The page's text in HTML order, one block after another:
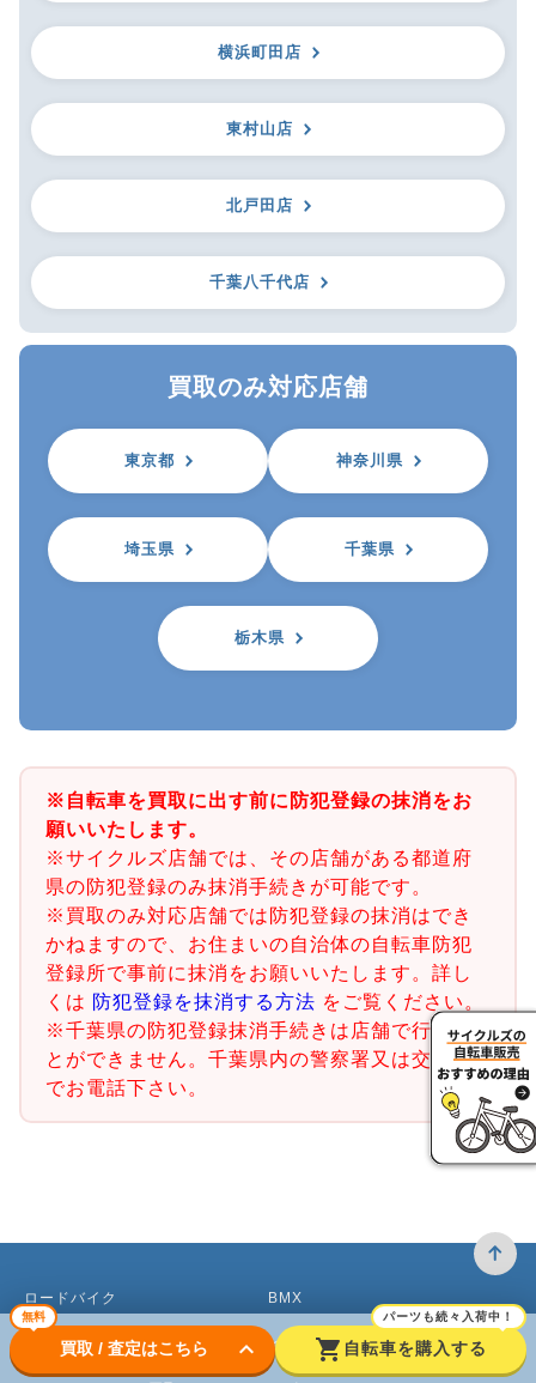
横浜町田店
東村山店
北戸田店
千葉八千代店
買取のみ対応店舗
東京都 神奈川県
埼玉県 千葉県
栃木県
※自転車を買取に出す前に防犯登録の抹消をお
願いいたします。
※サイクルズ店舗では、その店舗がある都道府
県の防犯登録のみ抹消手続きが可能です。
※買取のみ対応店舗では防犯登録の抹消はでき
かねますので、お住まいの自治体の自転車防犯
登録所で事前に抹消をお願いいたします。詳し
くは 防犯登録を抹消する方法 をご覧ください。
※千葉県の防犯登録抹消手続きは店舗で行うこ
とができません。千葉県内の警察署又は交番ま
でお電話下さい。
無料
買取 / 査定はこちら keyboard_arrow_down shopping_cart
パーツも続々入荷中！
自転車を購入する
ロードバイク
クロスバイク買取
BMX
ピストバイク